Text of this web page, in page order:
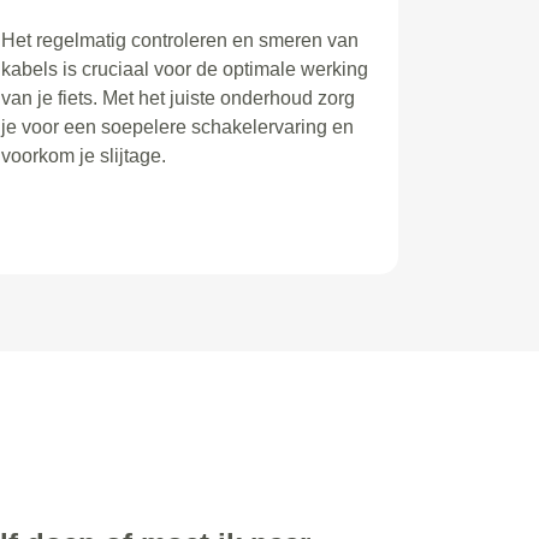
Het regelmatig controleren en smeren van
kabels is cruciaal voor de optimale werking
van je fiets. Met het juiste onderhoud zorg
je voor een soepelere schakelervaring en
voorkom je slijtage.